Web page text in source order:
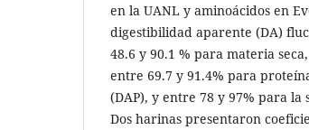
en la UANL y aminoácidos en
digestibilidad aparente (DA)
48.6 y 90.1 % para materia
entre 69.7 y 91.4% para
(DAP), y entre 78 y 97% para la
Dos harinas presentaron